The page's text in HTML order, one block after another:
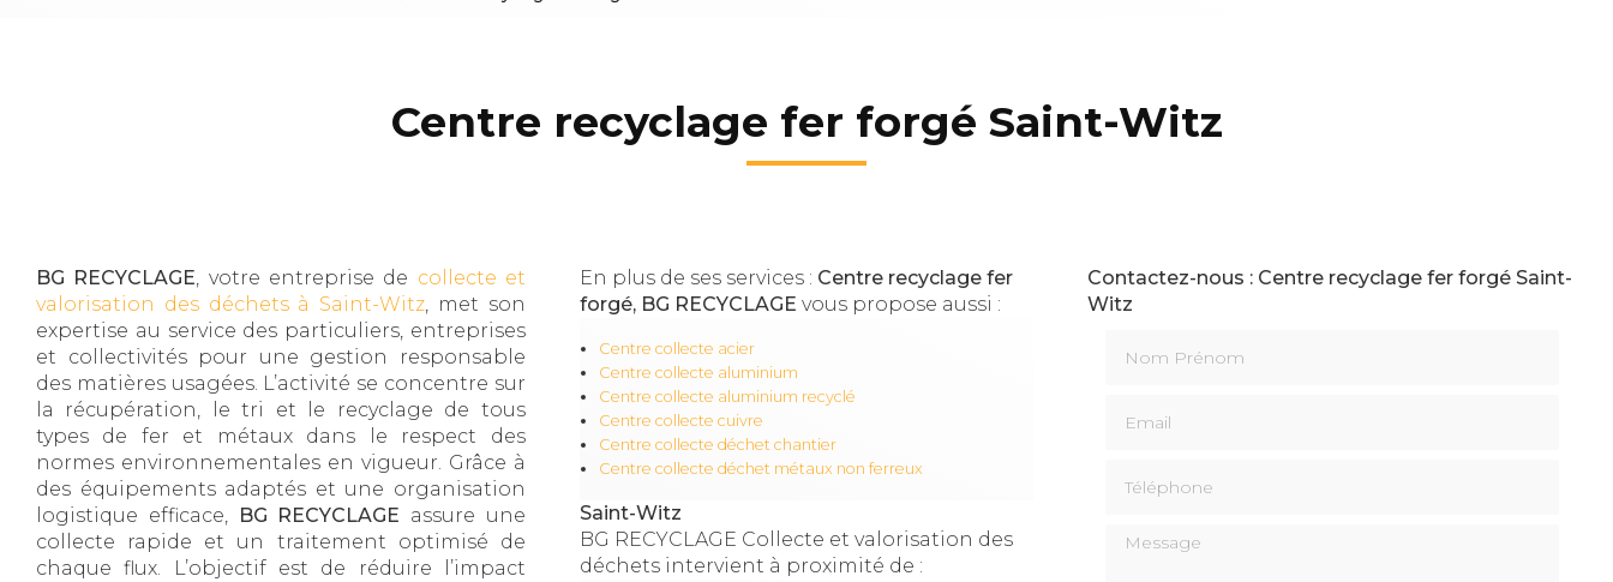
Centre recyclage fer forgé Saint-Witz
BG RECYCLAGE, votre entreprise de collecte et
valorisation des déchets à Saint-Witz, met son
expertise au service des particuliers, entreprises
et collectivités pour une gestion responsable
des matières usagées. L’activité se concentre sur
la récupération, le tri et le recyclage de tous
types de fer et métaux dans le respect des
normes environnementales en vigueur. Grâce à
des équipements adaptés et une organisation
logistique efficace,
BG RECYCLAGE assure une
collecte rapide et un traitement optimisé de
chaque flux. L’objectif est de réduire l’impact
En plus de ses services : Centre recyclage fer
forgé, BG RECYCLAGE vous propose aussi :
Centre collecte acier
Centre collecte aluminium
Centre collecte aluminium recyclé
Centre collecte cuivre
Centre collecte déchet chantier
Centre collecte déchet métaux non ferreux
Saint-Witz
BG RECYCLAGE Collecte et valorisation des
déchets intervient à proximité de :
Contactez-nous : Centre recyclage fer forgé Saint-
Witz
Message